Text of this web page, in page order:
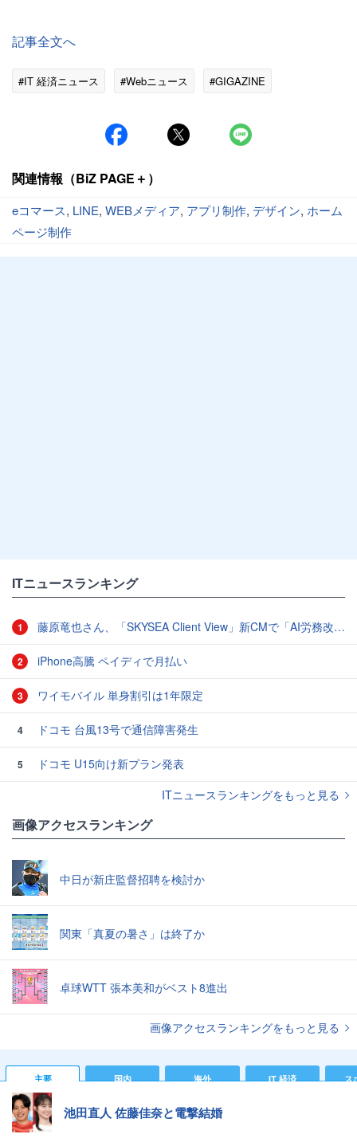
記事全文へ
#IT 経済ニュース #Webニュース #GIGAZINE
関連情報（BiZ PAGE＋）
eコマース, LINE, WEBメディア, アプリ制作, デザイン, ホーム
ページ制作
ITニュースランキング
1 藤原竜也さん、「SKYSEA Client View」新CMで「AI労務改善」をアピール 働き方をAIが分析したら「すぐに休んで」と言われる？
2 iPhone高騰 ペイディで月払い
3 ワイモバイル 単身割引は1年限定
4 ドコモ 台風13号で通信障害発生
5
ドコモ U15向け新プラン発表
ITニュースランキングをもっと見る
画像アクセスランキング
中日が新庄監督招聘を検討か
関東「真夏の暑さ」は終了か
卓球WTT 張本美和がベスト8進出
画像アクセスランキングをもっと見る
主要 国内 海外 IT 経済 ス
池田直人 佐藤佳奈と電撃結婚